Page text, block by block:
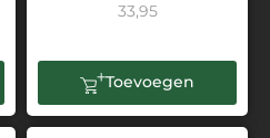
33,95
Toevoegen